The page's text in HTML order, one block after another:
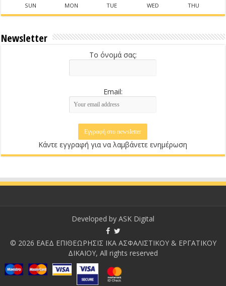
SUN MON TUE WED THU
Newsletter
Το όνομά σας:
Email:
Κάντε εγγραφή για να λαμβάνετε ενημέρωση
Developed by ASK Digital
© 2026 ΕΑΕΔ ΕΠΙΘΕΩΡΗΣΙΣ ΙΚΑ ΑΣΦΑΛΙΣΤΙΚΟΥ & ΕΡΓΑΤΙΚΟΥ
ΔΙΚΑΙΟΥ, All rights reserved